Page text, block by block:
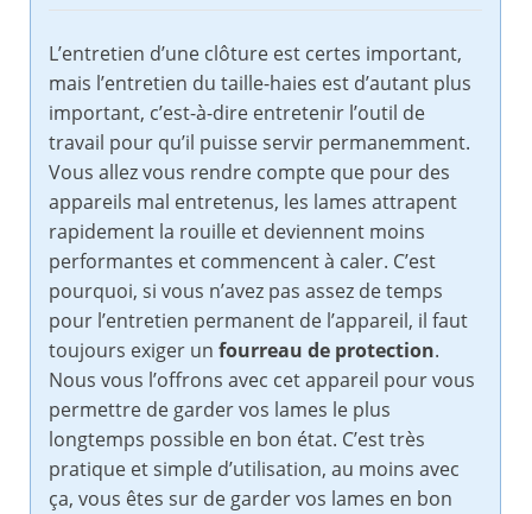
L’entretien d’une clôture est certes important,
mais l’entretien du taille-haies est d’autant plus
important, c’est-à-dire entretenir l’outil de
travail pour qu’il puisse servir permanemment.
Vous allez vous rendre compte que pour des
appareils mal entretenus, les lames attrapent
rapidement la rouille et deviennent moins
performantes et commencent à caler. C’est
pourquoi, si vous n’avez pas assez de temps
pour l’entretien permanent de l’appareil, il faut
toujours exiger un fourreau de protection.
Nous vous l’offrons avec cet appareil pour vous
permettre de garder vos lames le plus
longtemps possible en bon état. C’est très
pratique et simple d’utilisation, au moins avec
ça, vous êtes sur de garder vos lames en bon